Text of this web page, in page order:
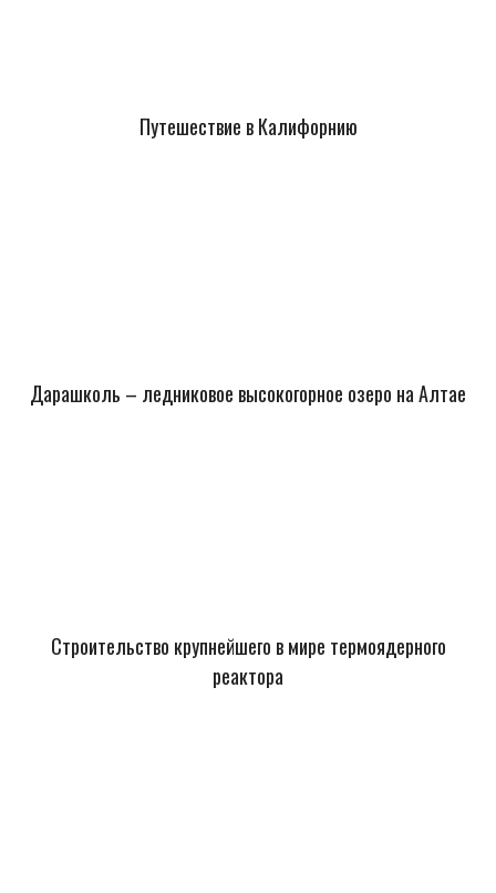
Путешествие в Калифорнию
Дарашколь – ледниковое высокогорное озеро на Алтае
Строительство крупнейшего в мире термоядерного
реактора